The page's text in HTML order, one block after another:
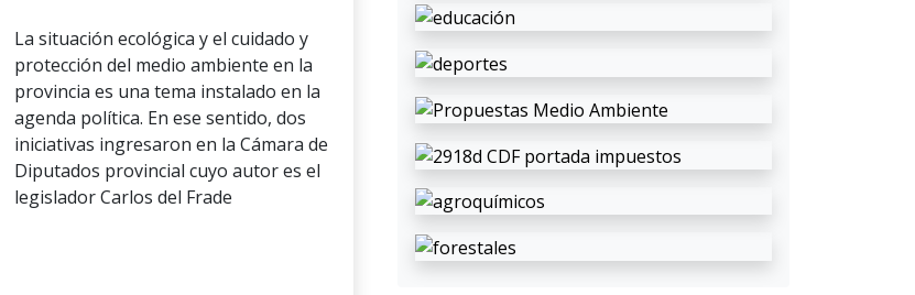
La situación ecológica y el cuidado y
protección del medio ambiente en la
provincia es una tema instalado en la
agenda política. En ese sentido, dos
iniciativas ingresaron en la Cámara de
Diputados provincial cuyo autor es el
legislador Carlos del Frade